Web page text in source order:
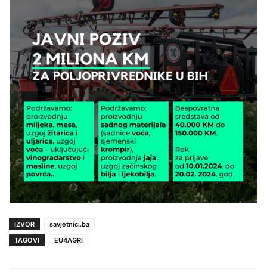
IZVOR
savjetnici.ba
TAGOVI
EU4AGRI